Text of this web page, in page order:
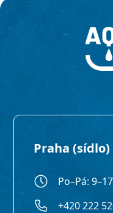
Praha (sídlo)
Po–Pá:
+420 222